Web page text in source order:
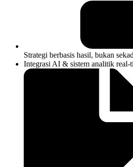
Strategi berbasis hasil, bukan
Integrasi AI & sistem analitik real-